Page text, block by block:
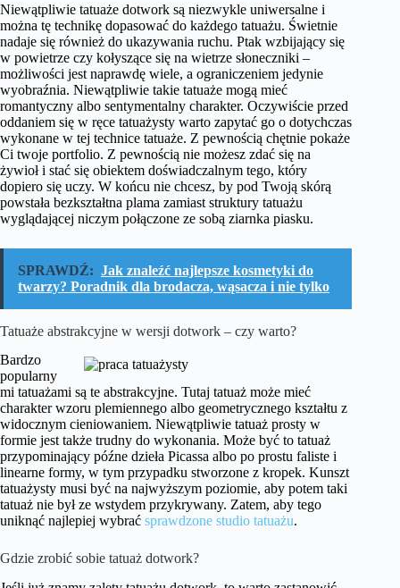
Niewątpliwie tatuaże dotwork są niezwykle uniwersalne i
można tę technikę dopasować do każdego tatuażu. Świetnie
nadaje się również do ukazywania ruchu. Ptak wzbijający się
w powietrze czy kołyszące się na wietrze słoneczniki –
możliwości jest naprawdę wiele, a ograniczeniem jedynie
wyobraźnia. Niewątpliwie takie tatuaże mogą mieć
romantyczny albo sentymentalny charakter. Oczywiście przed
oddaniem się w ręce tatuażysty warto zapytać go o dotychczas
wykonane w tej technice tatuaże. Z pewnością chętnie pokaże
Ci twoje portfolio. Z pewnością nie możesz zdać się na
żywioł i stać się obiektem doświadczalnym tego, który
dopiero się uczy. W końcu nie chcesz, by pod Twoją skórą
powstała bezkształtna plama zamiast struktury tatuażu
wyglądającej niczym połączone ze sobą ziarnka piasku.
SPRAWDŹ: Jak znaleźć najlepsze kosmetyki do
twarzy? Poradnik dla brodacza, wąsacza i nie tylko
Tatuaże abstrakcyjne w wersji dotwork – czy warto?
Bardzo
popularny
mi tatuażami są te abstrakcyjne. Tutaj tatuaż może mieć
charakter wzoru plemiennego albo geometrycznego kształtu z
widocznym cieniowaniem. Niewątpliwie tatuaż prosty w
formie jest także trudny do wykonania. Może być to tatuaż
przypominający późne dzieła Picassa albo po prostu faliste i
linearne formy, w tym przypadku stworzone z kropek. Kunszt
tatuażysty musi być na najwyższym poziomie, aby potem taki
tatuaż nie był ze wstydem przykrywany. Zatem, aby tego
uniknąć najlepiej wybrać sprawdzone studio tatuażu.
Gdzie zrobić sobie tatuaż dotwork?